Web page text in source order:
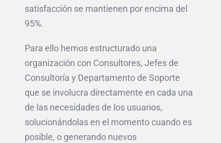
satisfacción se mantienen por encima del
95%.
Para ello hemos estructurado una
organización con Consultores, Jefes de
Consultoría y Departamento de Soporte
que se involucra directamente en cada una
de las necesidades de los usuarios,
solucionándolas en el momento cuando es
posible, o generando nuevos